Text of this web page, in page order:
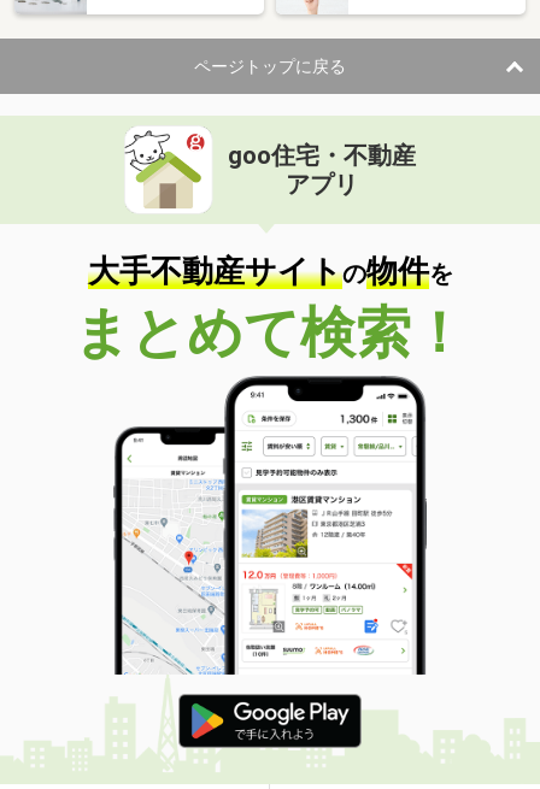
ページトップに戻る
goo住宅・不動産
アプリ
大手不動産サイトの物件を
まとめて検索！